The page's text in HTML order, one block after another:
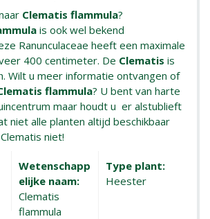
Clematis flammula?
is ook wel bekend
Ranunculaceae heeft een maximale
400 centimeter. De Clematis is
Wilt u meer informatie ontvangen of
flammula? U bent van harte
maar houdt u er alstublieft
niet alle planten altijd beschikbaar
niet!
Wetenschapp
elijke naam:
Clematis
flammula
Type plant:
Heester